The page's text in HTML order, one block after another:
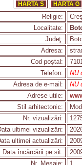
HARTA S HARTA G
Religie:
Localitate:
Judeţ:
Adresa:
Cod poştal:
Telefon:
NU
Adresa de e-mail:
NU
Adrese utile:
Stil arhitectonic:
Nr. vizualizări:
ultimei vizualizări:
ultimei actualizări:
Data încărcării pe sit:
Nr. Mesaje:
1